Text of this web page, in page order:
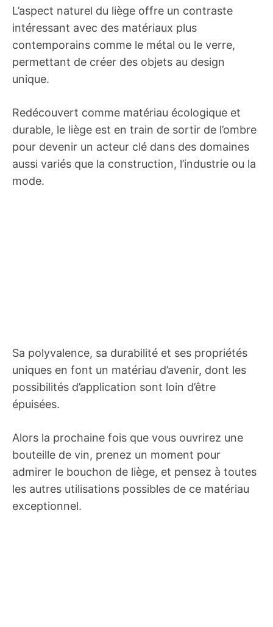
L’aspect naturel du liège offre un contraste
intéressant avec des matériaux plus
contemporains comme le métal ou le verre,
permettant de créer des objets au design
unique.
Redécouvert comme matériau écologique et
durable, le liège est en train de sortir de l’ombre
pour devenir un acteur clé dans des domaines
aussi variés que la construction, l’industrie ou la
mode.
Sa polyvalence, sa durabilité et ses propriétés
uniques en font un matériau d’avenir, dont les
possibilités d’application sont loin d’être
épuisées.
Alors la prochaine fois que vous ouvrirez une
bouteille de vin, prenez un moment pour
admirer le bouchon de liège, et pensez à toutes
les autres utilisations possibles de ce matériau
exceptionnel.